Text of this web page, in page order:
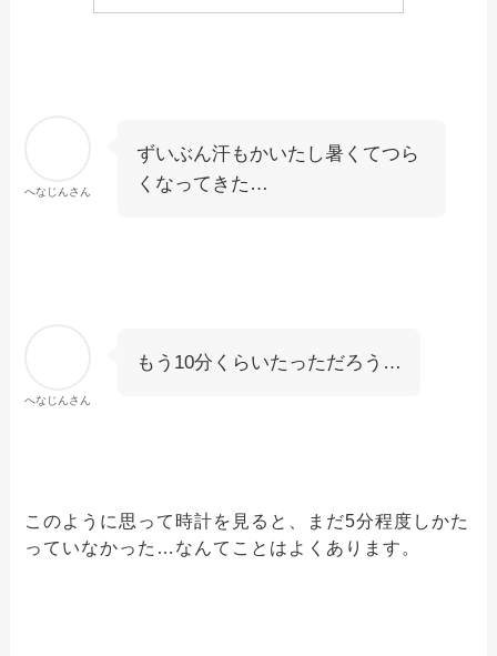
へなじんさん
ずいぶん汗もかいたし暑くてつら
くなってきた…
へなじんさん
もう10分くらいたっただろう…
このように思って時計を見ると、まだ5分程度しかた
っていなかった…なんてことはよくあります。